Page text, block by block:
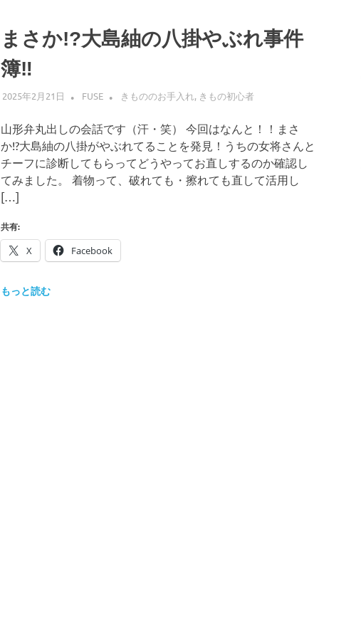
まさか!?大島紬の八掛やぶれ事件
簿‼️
2025年2月21日 FUSE きもののお手入れ, きもの初心者
山形弁丸出しの会話です（汗・笑） 今回はなんと！！まさ
か!?大島紬の八掛がやぶれてることを発見！うちの女将さんと
チーフに診断してもらってどうやってお直しするのか確認し
てみました。 着物って、破れても・擦れても直して活用し
[…]
共有:
X Facebook
もっと読む